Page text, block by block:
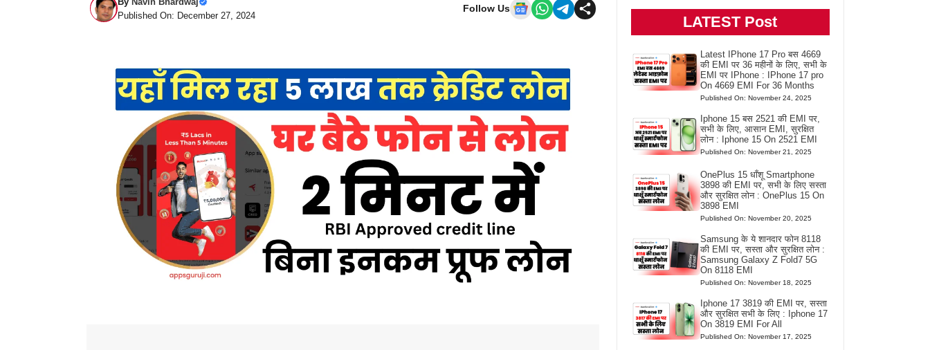
Published On: December 27, 2024
Follow Us
LATEST Post
Latest IPhone 17 Pro बस 4669
की EMI पर 36 महीनों के लिए, सभी के
EMI पर IPhone : IPhone 17 pro
On 4669 EMI For 36 Months
Published On: November 24, 2025
Iphone 15 बस 2521 की EMI पर,
सभी के लिए, आसान EMI, सुरक्षित
लोन : Iphone 15 On 2521 EMI
Published On: November 21, 2025
OnePlus 15 धाँशू Smartphone
3898 की EMI पर, सभी के लिए सस्ता
और सुरक्षित लोन : OnePlus 15 On
3898 EMI
Published On: November 20, 2025
Samsung के ये शानदार फोन 8118
की EMI पर, सस्ता और सुरक्षित लोन :
Samsung Galaxy Z Fold7 5G
On 8118 EMI
Published On: November 18, 2025
Iphone 17 3819 की EMI पर, सस्ता
और सुरक्षित सभी के लिए : Iphone 17
On 3819 EMI For All
Published On: November 17, 2025